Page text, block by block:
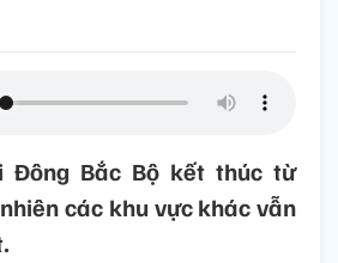
Đông Bắc Bộ kết thúc từ
các khu vực khác vẫn